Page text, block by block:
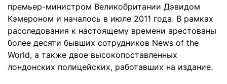
премьер-министром Великобритании Дэвидом
Кэмероном и началось в июле 2011 года. В рамках
расследования к настоящему времени арестованы
более десяти бывших сотрудников News of the
World, а также двое высокопоставленных
лондонских полицейских, работавших на издание.